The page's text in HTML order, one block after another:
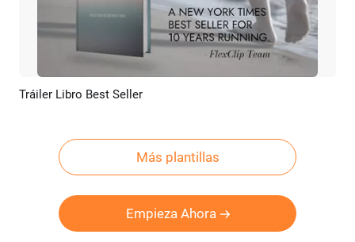
Previsualizar
Tráiler Libro Best Seller
Más plantillas
Empieza Ahora